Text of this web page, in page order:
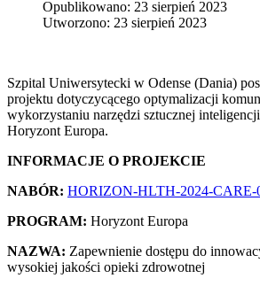
Opublikowano: 23 sierpień 2023
Utworzono: 23 sierpień 2023
Szpital Uniwersytecki w Odense (Dania)
projektu dotyczycącego optymalizacji
wykorzystaniu narzędzi sztucznej
Horyzont Europa.
INFORMACJE O PROJEKCIE
NABÓR: HORIZON-HLTH-2024-CARE-
PROGRAM: Horyzont Europa
NAZWA: Zapewnienie dostępu do
wysokiej jakości opieki zdrowotnej